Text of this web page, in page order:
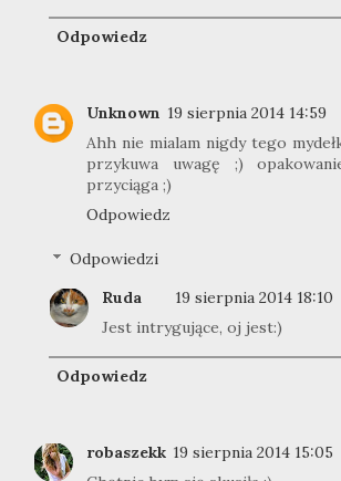
Odpowiedz
Unknown 19 sierpnia 2014 14:59
Ahh nie mialam nigdy tego
przykuwa uwagę ;)
przyciąga ;)
Odpowiedz
Odpowiedzi
Ruda
19 sierpnia 2014 18:10
Jest intrygujące, oj jest:)
Odpowiedz
robaszekk 19 sierpnia 2014 15:05